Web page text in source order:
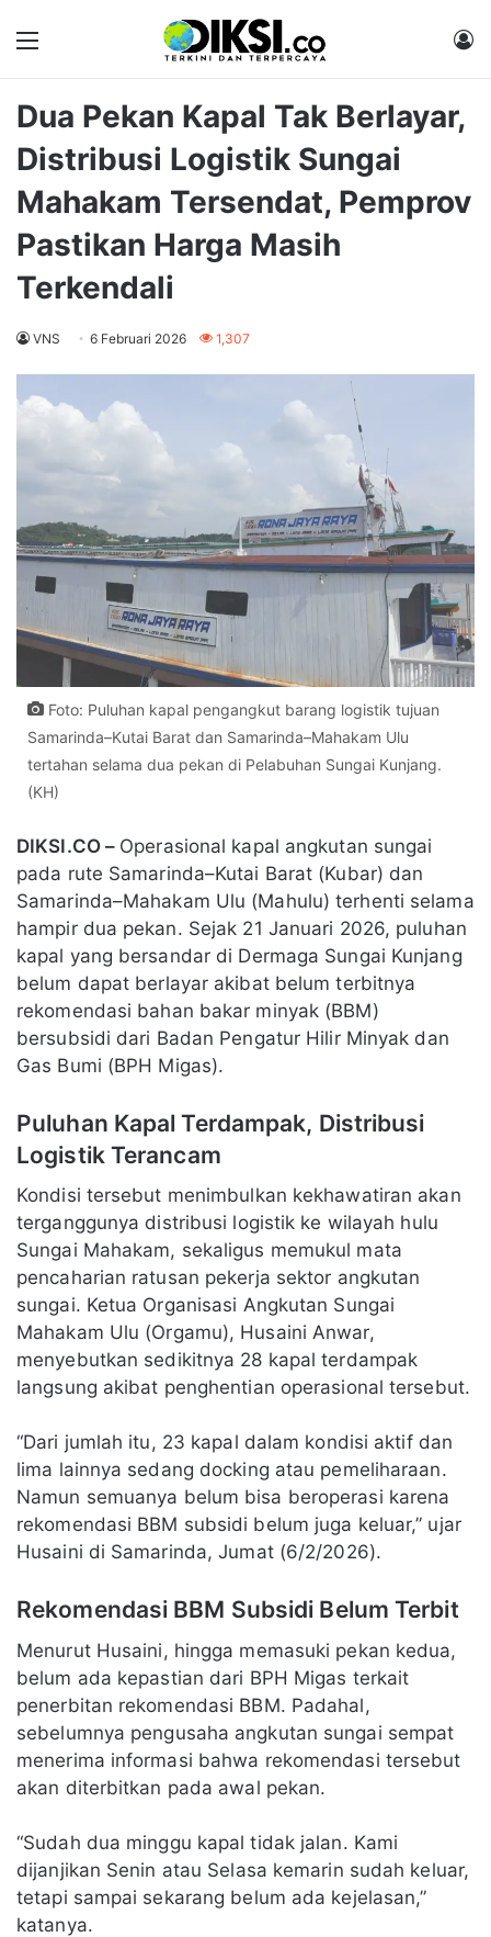
Menu
Dua Pekan Kapal Tak Berlayar,
Distribusi Logistik Sungai
Mahakam Tersendat, Pemprov
Pastikan Harga Masih
Terkendali
VNS 6 Februari 2026 1,307
Foto: Puluhan kapal pengangkut barang logistik tujuan
Samarinda–Kutai Barat dan Samarinda–Mahakam Ulu
tertahan selama dua pekan di Pelabuhan Sungai Kunjang.
(KH)
DIKSI.CO – Operasional kapal angkutan sungai
pada rute Samarinda–Kutai Barat (Kubar) dan
Samarinda–Mahakam Ulu (Mahulu) terhenti selama
hampir dua pekan. Sejak 21 Januari 2026, puluhan
kapal yang bersandar di Dermaga Sungai Kunjang
belum dapat berlayar akibat belum terbitnya
rekomendasi bahan bakar minyak (BBM)
bersubsidi dari Badan Pengatur Hilir Minyak dan
Gas Bumi (BPH Migas).
Puluhan Kapal Terdampak, Distribusi
Logistik Terancam
Kondisi tersebut menimbulkan kekhawatiran akan
terganggunya distribusi logistik ke wilayah hulu
Sungai Mahakam, sekaligus memukul mata
pencaharian ratusan pekerja sektor angkutan
sungai. Ketua Organisasi Angkutan Sungai
Mahakam Ulu (Orgamu), Husaini Anwar,
menyebutkan sedikitnya 28 kapal terdampak
langsung akibat penghentian operasional tersebut.
“Dari jumlah itu, 23 kapal dalam kondisi aktif dan
lima lainnya sedang docking atau pemeliharaan.
Namun semuanya belum bisa beroperasi karena
rekomendasi BBM subsidi belum juga keluar,” ujar
Husaini di Samarinda, Jumat (6/2/2026).
Rekomendasi BBM Subsidi Belum Terbit
Menurut Husaini, hingga memasuki pekan kedua,
belum ada kepastian dari BPH Migas terkait
penerbitan rekomendasi BBM. Padahal,
sebelumnya pengusaha angkutan sungai sempat
menerima informasi bahwa rekomendasi tersebut
akan diterbitkan pada awal pekan.
“Sudah dua minggu kapal tidak jalan. Kami
dijanjikan Senin atau Selasa kemarin sudah keluar,
tetapi sampai sekarang belum ada kejelasan,”
katanya.